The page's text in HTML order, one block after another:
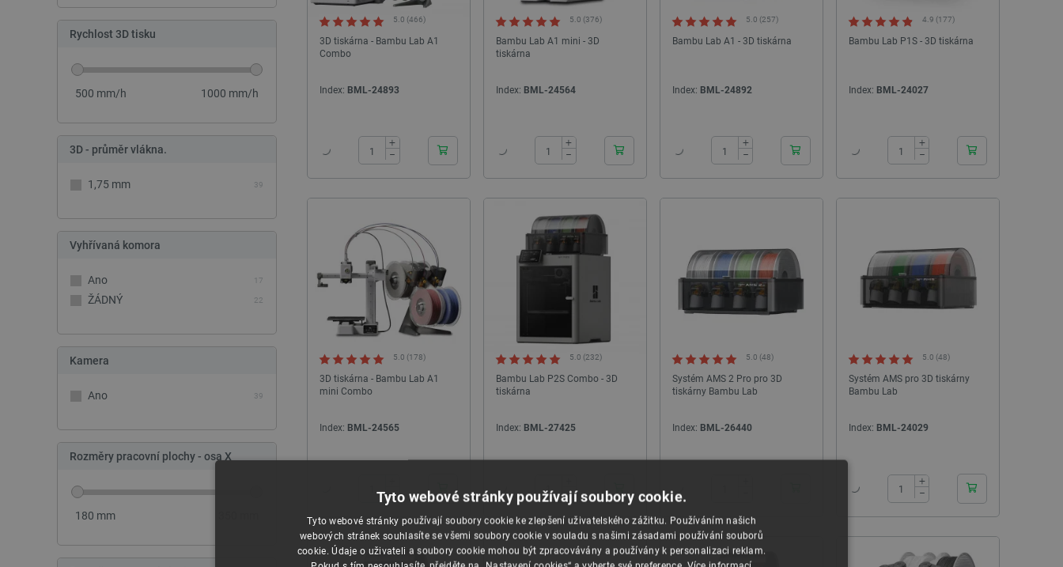
Rychlost 3D tisku
500 mm/h 1000 mm/h
3D - průměr vlákna.
1,75 mm 39
Vyhřívaná komora
Ano 17
ŽÁDNÝ 22
Kamera
Ano 39
Rozměry pracovní plochy - osa X
180 mm
3D tiskárna - Bambu Lab A1
Combo
5.0 (466)
Index: BML-24893
+
−
Bambu Lab A1 mini - 3D
tiskárna
5.0 (376)
Index: BML-24564
+
−
Bambu Lab A1 - 3D tiskárna
5.0 (257)
Index: BML-24892
+
−
Bambu Lab P1S - 3D tiskárna
4.9 (177)
Index: BML-24027
+
−
3D tiskárna - Bambu Lab A1
mini Combo
5.0 (178)
Index: BML-24565
−
Bambu Lab P2S Combo - 3D
tiskárna
5.0 (232)
Index: BML-27425
−
Systém AMS 2 Pro pro 3D
tiskárny Bambu Lab
5.0 (48)
Index: BML-26440
Systém AMS pro 3D tiskárny
Bambu Lab
5.0 (48)
Index: BML-24029
+
−
Tyto webové stránky používají soubory cookie.
Tyto webové stránky používají soubory cookie ke zlepšení uživatelského zážitku. Používáním našich
webových stránek souhlasíte se všemi soubory cookie v souladu s našimi zásadami používání souborů
cookie. Údaje o uživateli a soubory cookie mohou být zpracovávány a používány k personalizaci reklam.